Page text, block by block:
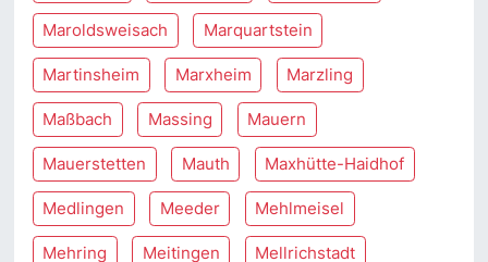
Maroldsweisach Marquartstein
Martinsheim Marxheim Marzling
Maßbach Massing Mauern
Mauerstetten Mauth Maxhütte-Haidhof
Medlingen Meeder Mehlmeisel
Mehring Meitingen Mellrichstadt